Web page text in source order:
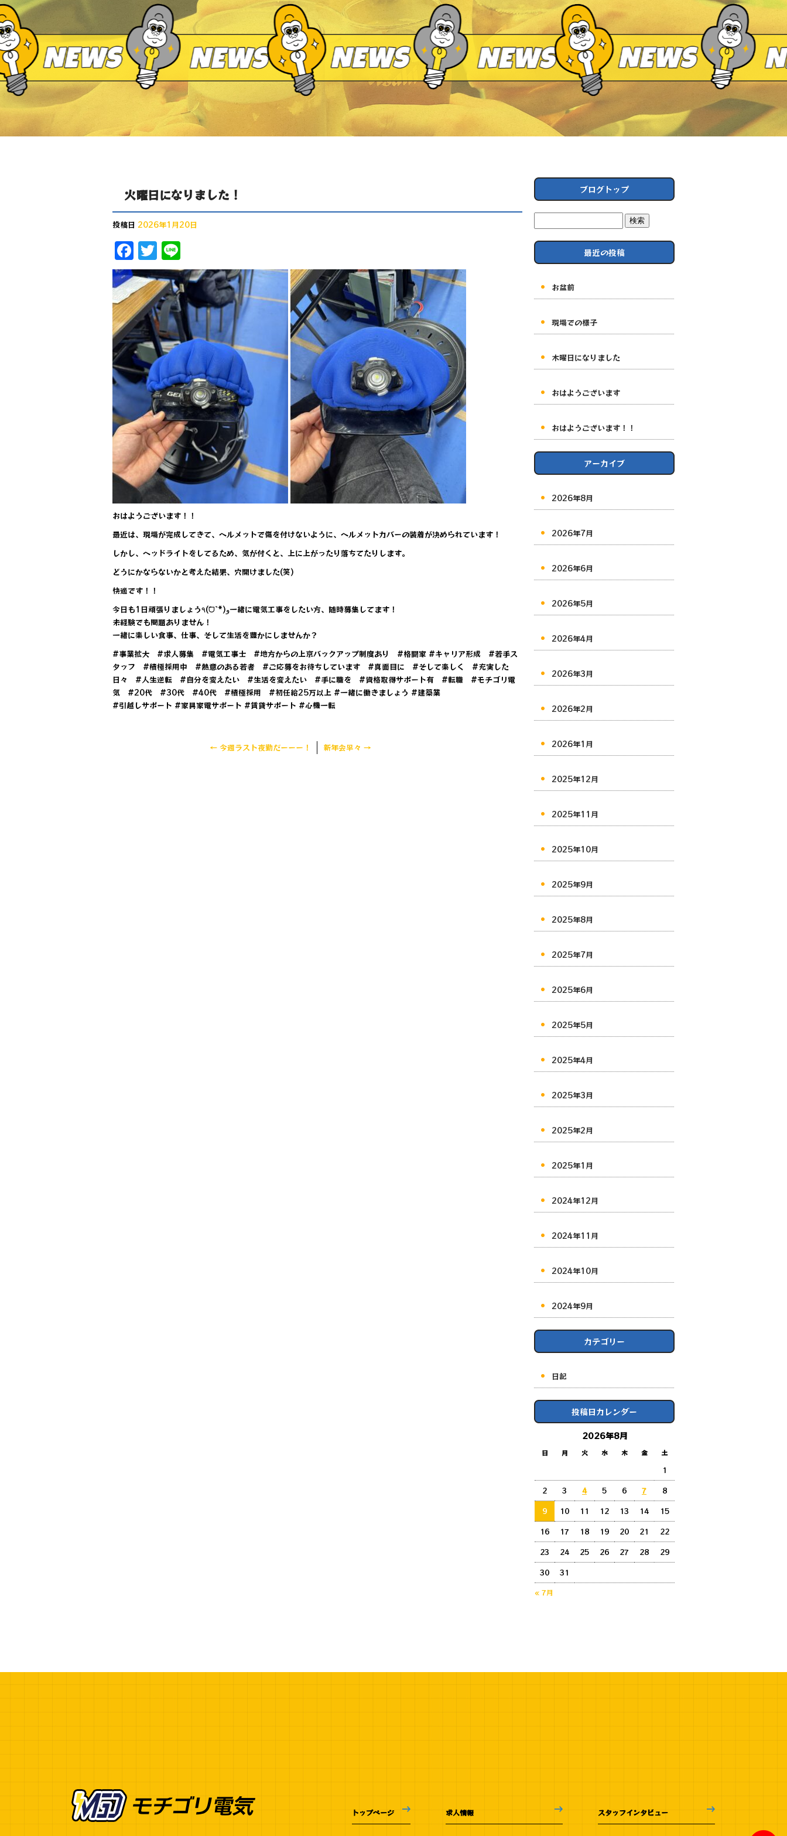
火曜日になりました！
投稿日 2026年1月20日
F
a
c
e
b
o
o
k
T
w
it
te
r
n
e
おはようございます！！
最近は、現場が完成してきて、ヘルメットで傷を付けないように、ヘルメットカバーの装着が決められています！
しかし、ヘッドライトをしてるため、気が付くと、上に上がったり落ちてたりします。
どうにかならないかと考えた結果、穴開けました(笑)
快適です！！
今日も1日頑張りましょう٩(ˊᗜˋ*)و一緒に電気工事をしたい方、随時募集してます！
未経験でも問題ありません！
一緒に楽しい食事、仕事、そして生活を豊かにしませんか？
#事業拡大 #求人募集 #電気工事士 #地方からの上京バックアップ制度あり #格闘家 #キャリア形成 #若手ス
タッフ #積極採用中 #熱意のある若者 #ご応募をお待ちしています #真面目に #そして楽しく #充実した
日々 #人生逆転 #自分を変えたい #生活を変えたい #手に職を #資格取得サポート有 #転職 #モチゴリ電
気 #20代 #30代 #40代 #積極採用 #初任給25万以上 #一緒に働きましょう #建築業
#引越しサポート #家具家電サポート #賃貸サポート #心機一転
← 今週ラスト夜勤だーーー！ 新年会早々 →
ブログトップ
最近の投稿
お盆前
現場での様子
木曜日になりました
おはようございます
おはようございます！！
アーカイブ
2026年8月
2026年7月
2026年6月
2026年5月
2026年4月
2026年3月
2026年2月
2026年1月
2025年12月
2025年11月
2025年10月
2025年9月
2025年8月
2025年7月
2025年6月
2025年5月
2025年4月
2025年3月
2025年2月
2025年1月
2024年12月
2024年11月
2024年10月
2024年9月
カテゴリー
日記
投稿日カレンダー
2026年8月
日 月 火 水 木 金 土
« 7月
1
2 3 4 5 6 7 8
9 10 11 12 13 14 15
16 17 18 19 20 21 22
23 24 25 26 27 28 29
30 31
トップページ 求人情報 スタッフインタビュー